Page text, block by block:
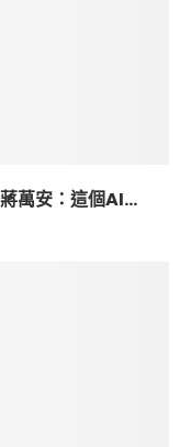
萬安：這個AI...